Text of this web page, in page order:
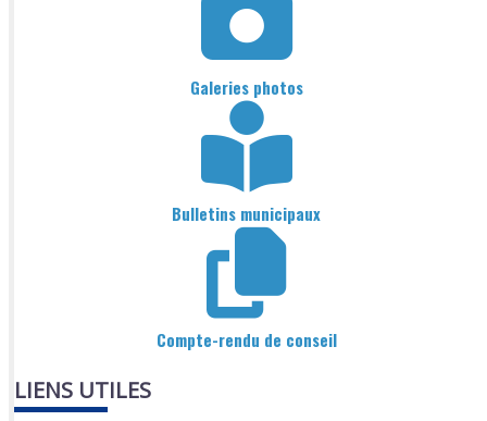
Galeries photos
Bulletins municipaux
Compte-rendu de conseil
LIENS UTILES